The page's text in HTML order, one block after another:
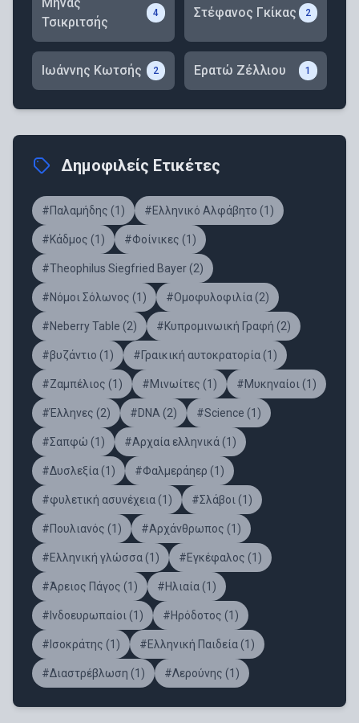
Τσικριτσής
4 Στέφανος Γκίκας 2
Ιωάννης Κωτσής 2 Ερατώ Ζέλλιου 1
Δημοφιλείς Ετικέτες
#Παλαμήδης (1) #Ελληνικό Αλφάβητο (1)
#Κάδμος (1) #Φοίνικες (1)
#Theophilus Siegfried Bayer (2)
#Νόμοι Σόλωνος (1) #Ομοφυλοφιλία (2)
#Νeberry Table (2) #Κυπρομινωική Γραφή (2)
#βυζάντιο (1) #Γραικική αυτοκρατορία (1)
#Ζαμπέλιος (1) #Μινωίτες (1) #Μυκηναίοι (1)
#Έλληνες (2) #DNA (2) #Science (1)
#Σαπφώ (1) #Αρχαία ελληνικά (1)
#Δυσλεξία (1) #Φαλμεράηερ (1)
#φυλετική ασυνέχεια (1) #Σλάβοι (1)
#Πουλιανός (1) #Αρχάνθρωπος (1)
#Ελληνική γλώσσα (1) #Εγκέφαλος (1)
#Άρειος Πάγος (1) #Ηλιαία (1)
#Ινδοευρωπαίοι (1) #Ηρόδοτος (1)
#Ισοκράτης (1) #Ελληνική Παιδεία (1)
#Διαστρέβλωση (1) #Λερούνης (1)